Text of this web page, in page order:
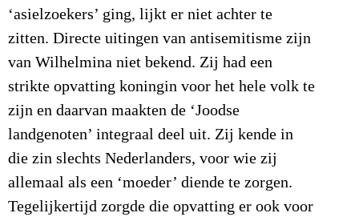
‘asielzoekers’ ging, lijkt er niet achter te
zitten. Directe uitingen van antisemitisme zijn
van Wilhelmina niet bekend. Zij had een
strikte opvatting koningin voor het hele volk te
zijn en daarvan maakten de ‘Joodse
landgenoten’ integraal deel uit. Zij kende in
die zin slechts Nederlanders, voor wie zij
allemaal als een ‘moeder’ diende te zorgen.
Tegelijkertijd zorgde die opvatting er ook voor